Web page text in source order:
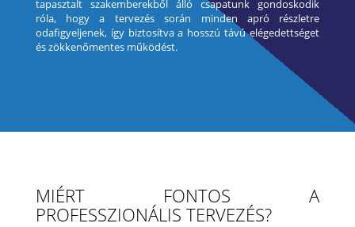
tapasztalt szakemberekből álló csapatunk gondoskodik
róla, hogy a tervezés során minden apró részletre
odafigyeljenek, így biztosítva a hosszú távú elégedettséget
és zökkenőmentes működést.
MIÉRT FONTOS A
PROFESSZIONÁLIS TERVEZÉS?